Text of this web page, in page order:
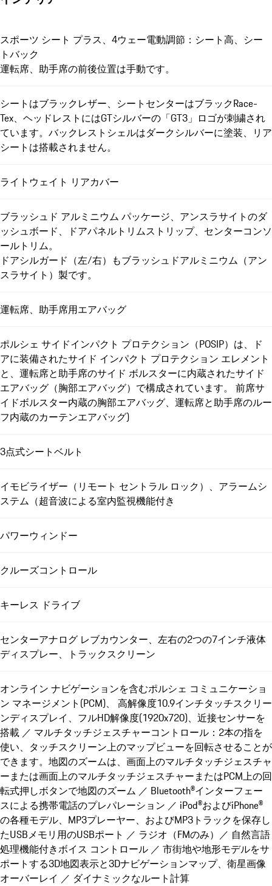
スポーツ シート プラス、4ウェー電動調節：シート高、シー
トバック
運転席、助手席の前後位置は手動です。
シートはブラックレザー、シートセンターはブラックRace-
Tex、ヘッドレストにはGTシルバーの「GT3」ロゴが刺繍され
ています。バックレストシェルはダークシルバーに塗装、リア
シートは搭載されません。
ライトウェイト リアカバー
ブラッシュド アルミニウム パッケージ、アンスラサイトのダ
ッシュボード、ドアパネルトリムストリップ、センターコンソ
ールトリム。
ドアシルガード（左/右）もブラッシュドアルミニウム（アン
スラサイト）製です。
運転席、助手席用エアバッグ
ポルシェ サイドインパクト プロテクション（POSIP）は、ド
アに装備されたサイド インパクト プロテクション エレメント
と、運転席と助手席のサイド ボルスターに内蔵されたサイド
エアバッグ（胸部エアバッグ）で構成されています。 前席サ
イドボルスター内蔵の胸部エアバッグ、運転席と助手席のルー
フ内蔵のカーテンエアバッグ)
3点式シートベルト
イモビライザー（リモート セントラル ロック）、アラームシ
ステム（超音波による室内監視機能付き
パワーウィンドー
クルーズコントロール
キーレス ドライブ
センターアナログ レブカウンター、左右の2つの7インチ液体
ディスプレー、トラックスクリーン
オンライン ナビゲーションを含むポルシェ コミュニケーショ
ン マネージメント(PCM)、 高解像度10.9インチタッチスクリー
ンディスプレイ、フルHD解像度(1920x720)、近接センサーを
搭載 ／ マルチタッチジェスチャーコントロール：2本の指を
使い、タッチスクリーン上のマップビューを回転させることが
できます。地図のズームは、画面上のマルチタッチジェスチャ
ーまたは画面上のマルチタッチジェスチャーまたはPCM上の回
転式押しボタンで地図のズーム ／ Bluetooth®インターフェー
スによる携帯電話のプレパレーション ／ iPod®およびiPhone®
の各種モデル、MP3プレーヤー、およびMP3トラックを保存し
たUSBメモリ用のUSBポート ／ ラジオ（FMのみ）／ 自然言語
処理機能付きボイス コントロール ／ 市街地や地形モデルをサ
ポートする3D地図表示と3Dナビゲーションマップ、衛星画像
オーバーレイ ／ ダイナミックなルート計算